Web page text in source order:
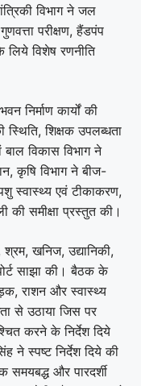
विभाग ने जल
परीक्षण, हैंडपंप
विशेष रणनीति
निर्माण कार्यों की
स्थिति, शिक्षक उपलब्धता
विकास विभाग ने
कृषि विभाग ने बीज-
स्वास्थ्य एवं टीकाकरण,
की समीक्षा प्रस्तुत की।
खनिज, उद्यानिकी,
साझा की। बैठक के
राशन और स्वास्थ्य
से उठाया जिस पर
करने के निर्देश दिये
ने स्पष्ट निर्देश दिये की
और पारदर्शी